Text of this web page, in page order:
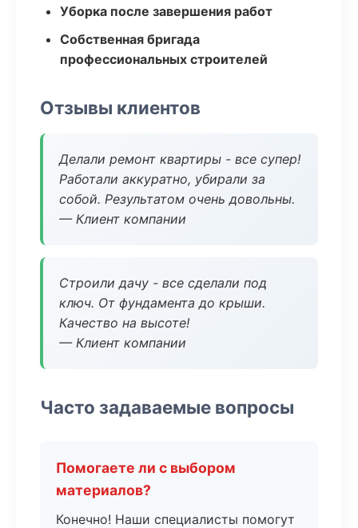
Уборка после завершения работ
Собственная бригада
профессиональных строителей
Отзывы клиентов
Делали ремонт квартиры - все супер!
Работали аккуратно, убирали за
собой. Результатом очень довольны.
— Клиент компании
Строили дачу - все сделали под
ключ. От фундамента до крыши.
Качество на высоте!
— Клиент компании
Часто задаваемые вопросы
Помогаете ли с выбором
материалов?
Конечно! Наши специалисты помогут